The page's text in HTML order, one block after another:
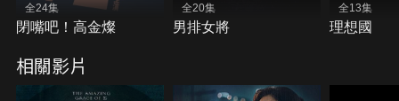
全24集
閉嘴吧！高金燦
全20集
男排女將
全13集
理想國
相關影片